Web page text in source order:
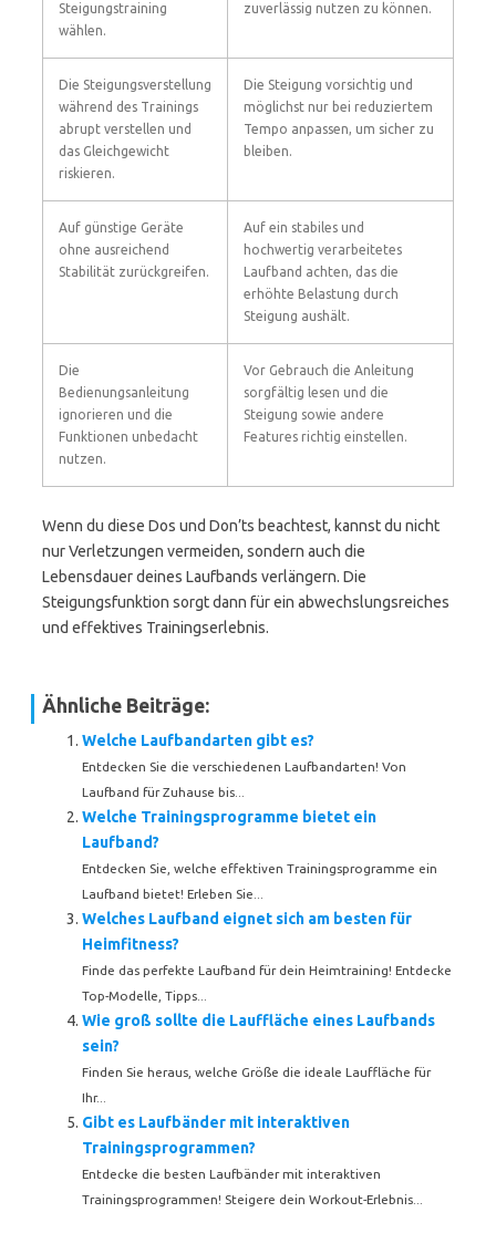
Steigungstraining
wählen.
zuverlässig nutzen zu können.
Die Steigungsverstellung
während des Trainings
abrupt verstellen und
das Gleichgewicht
riskieren.
Die Steigung vorsichtig und
möglichst nur bei reduziertem
Tempo anpassen, um sicher zu
bleiben.
Auf günstige Geräte
ohne ausreichend
Stabilität zurückgreifen.
Auf ein stabiles und
hochwertig verarbeitetes
Laufband achten, das die
erhöhte Belastung durch
Steigung aushält.
Die
Bedienungsanleitung
ignorieren und die
Funktionen unbedacht
nutzen.
Vor Gebrauch die Anleitung
sorgfältig lesen und die
Steigung sowie andere
Features richtig einstellen.
Wenn du diese Dos und Don’ts beachtest, kannst du nicht
nur Verletzungen vermeiden, sondern auch die
Lebensdauer deines Laufbands verlängern. Die
Steigungsfunktion sorgt dann für ein abwechslungsreiches
und effektives Trainingserlebnis.
Ähnliche Beiträge:
Welche Laufbandarten gibt es?
Entdecken Sie die verschiedenen Laufbandarten! Von
Laufband für Zuhause bis...
Welche Trainingsprogramme bietet ein
Laufband?
Entdecken Sie, welche effektiven Trainingsprogramme ein
Laufband bietet! Erleben Sie...
Welches Laufband eignet sich am besten für
Heimfitness?
Finde das perfekte Laufband für dein Heimtraining! Entdecke
Top-Modelle, Tipps...
Wie groß sollte die Lauffläche eines Laufbands
sein?
Finden Sie heraus, welche Größe die ideale Lauffläche für
Ihr...
Gibt es Laufbänder mit interaktiven
Trainingsprogrammen?
Entdecke die besten Laufbänder mit interaktiven
Trainingsprogrammen! Steigere dein Workout-Erlebnis...